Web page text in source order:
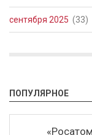
сентября 2025 (33)
ПОПУЛЯРНОЕ